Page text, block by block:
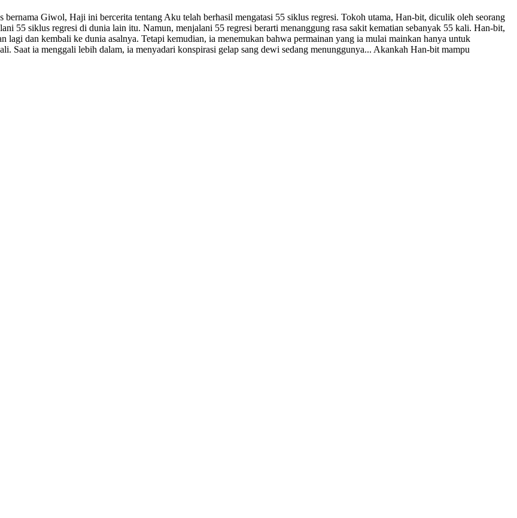
Giwol, Haji ini bercerita tentang Aku telah berhasil mengatasi 55 siklus regresi. Tokoh utama, Han-bit, diculik oleh seorang
55 siklus regresi di dunia lain itu. Namun, menjalani 55 regresi berarti menanggung rasa sakit kematian sebanyak 55 kali. Han-bit,
dan kembali ke dunia asalnya. Tetapi kemudian, ia menemukan bahwa permainan yang ia mulai mainkan hanya untuk
Saat ia menggali lebih dalam, ia menyadari konspirasi gelap sang dewi sedang menunggunya... Akankah Han-bit mampu